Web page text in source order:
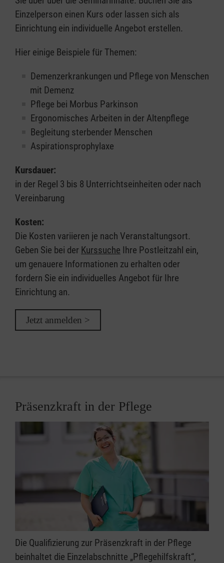
Einzelperson einen Kurs oder lassen sich als
Einrichtung ein individuelle Angebot erstellen.
Hier einige Beispiele für Themen:
Demenzerkrankungen und Pflege von Menschen
mit Demenz
Pflege bei Morbus Parkinson
Ergonomisches Arbeiten in der Altenpflege
Begleitung sterbender Menschen
Aspirationsprophylaxe
Kursdauer:
in der Regel 3 bis 8 Unterrichtseinheiten oder nach
Vereinbarung
Kosten:
Die Kosten variieren je nach Veranstaltungsort.
Geben Sie bei der Kurssuche Ihre Postleitzahl ein,
um genauere Informationen zu erhalten oder
fordern Sie ein individuelles Angebot für Ihre
Einrichtung an.
Jetzt anmelden >
Präsenzkraft in der Pflege
Die Qualifizierung zur Präsenzkraft in der Pflege
beinhaltet die Einzelabschnitte „Pflegehilfskraft“,